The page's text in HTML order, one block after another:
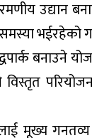
उद्यान
समस्या
बनाउने
मूख्य